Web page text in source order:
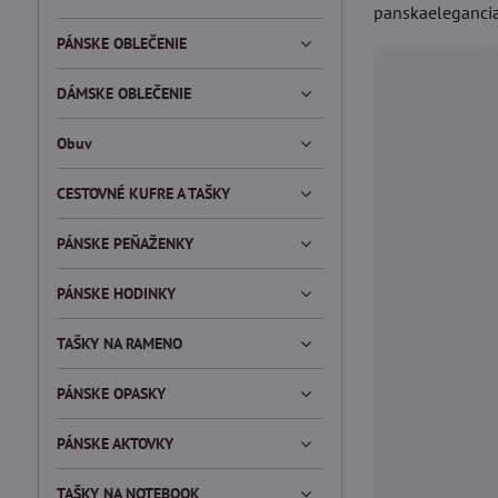
PÁNSKE OBLEČENIE
DÁMSKE OBLEČENIE
Obuv
CESTOVNÉ KUFRE A TAŠKY
PÁNSKE PEŇAŽENKY
PÁNSKE HODINKY
TAŠKY NA RAMENO
PÁNSKE OPASKY
PÁNSKE AKTOVKY
TAŠKY NA NOTEBOOK